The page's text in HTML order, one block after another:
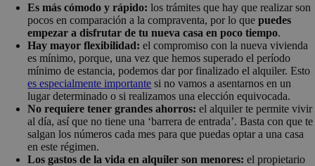
Es más cómodo y rápido: los trámites que hay que realizar son
pocos en comparación a la compraventa, por lo quepuedes
empezar a disfrutar de tu nueva casa en poco tiempo.
Hay mayor flexibilidad: el compromiso con la nueva vivienda
es mínimo, porque, una vez que hemos superado el período
mínimo de estancia, podemos dar por finalizado el alquiler. Esto
es especialmente importante si no vamos a asentarnos en un
lugar determinado o si realizamos una elección equivocada.
No requiere tener grandes ahorros: el alquiler te permite vivir
al día, así que no tiene una ‘barrera de entrada’. Basta con que te
salgan los números cada mes para que puedas optar a una casa
en este régimen.
Los gastos de la vida en alquiler son menores: el propietario